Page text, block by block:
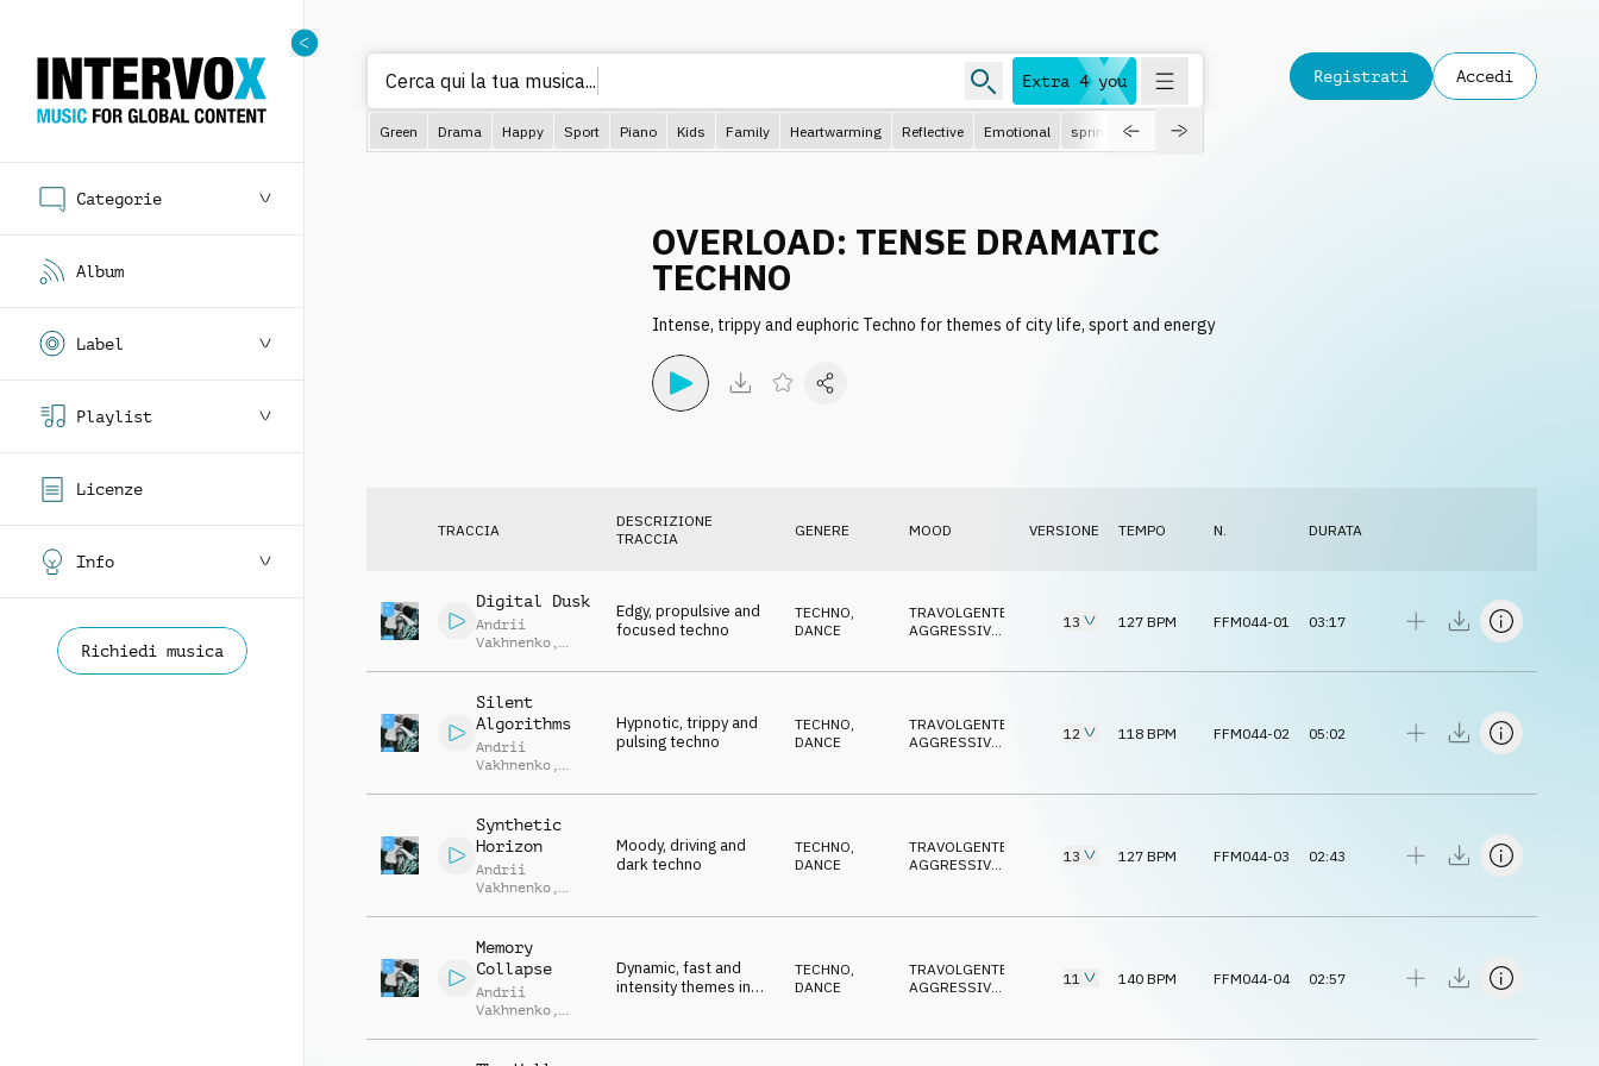
Categorie
Album
Label
Playlist
Licenze
Info
Richiedi musica
Extra 4 you
Cerca qui la tua musica..
Green Drama Happy Sport Piano Kids Family Heartwarming Reflective Emotional spring
Registrati Accedi
OVERLOAD: TENSE DRAMATIC
TECHNO
Intense, trippy and euphoric Techno for themes of city life, sport and energy
TRACCIA
DESCRIZIONE
TRACCIA
GENERE MOOD VERSIONE TEMPO N. DURATA
Digital Dusk
Andrii
Vakhnenko ,
Edgy, propulsive and
focused techno
TECHNO,
DANCE
TRAVOLGENTE
AGGRESSIVO
13 127 BPM FFM044-01 03:17
Silent
Algorithms
Andrii
Vakhnenko ,
Hypnotic, trippy and
pulsing techno
TECHNO,
DANCE
TRAVOLGENTE
AGGRESSIVO
EUFORICO
12 118 BPM FFM044-02 05:02
Synthetic
Horizon
Andrii
Vakhnenko ,
Moody, driving and
dark techno
TECHNO,
DANCE
TRAVOLGENTE
AGGRESSIVO
EUFORICO
13 127 BPM FFM044-03 02:43
Memory
Collapse
Andrii
Vakhnenko ,
Dynamic, fast and
intensity themes in
TECHNO,
DANCE
TRAVOLGENTE
AGGRESSIVO
IPNOTICO
11 140 BPM FFM044-04 02:57